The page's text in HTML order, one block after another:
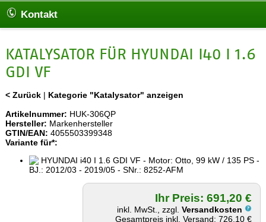
Kontakt
KATALYSATOR FÜR HYUNDAI I40 I 1.6
GDI VF
< Zurück| Kategorie "Katalysator" anzeigen
Artikelnummer: HUK-306QP
Hersteller: Markenhersteller
GTIN/EAN: 4055503399348
Variante für*:
HYUNDAI i40 I 1.6 GDI VF - Motor: Otto, 99 kW / 135 PS -
BJ.: 2012/03 - 2019/05 - SNr.: 8252-AFM
Ihr Preis: 691,20 €
inkl. MwSt., zzgl.Versandkosten
Gesamtpreis inkl. Versand: 726,10 €